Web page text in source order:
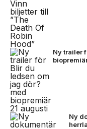
Ny trailer
Ny